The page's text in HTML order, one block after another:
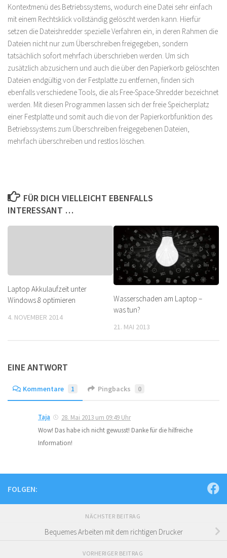
Kontextmenü des Betriebssystems, wodurch eine Datei sehr einfach
mit einem Rechtsklick vollständig gelöscht werden kann. Hierfür
setzen die Dateishredder spezielle Verfahren ein, in deren Rahmen die
Dateien nicht nur zum Überschreiben freigegeben, sondern
tatsächlich sofort mehrfach überschrieben werden. Um sich
zusätzlich abzusichern und auch die über den Papierkorb gelöschten
Dateien endgültig von der Festplatte zu entfernen, finden sich
ebenfalls verschiedene Tools, die als Free-Space-Shredder bezeichnet
werden. Mit diesen Programmen lassen sich der freie Speicherplatz
einer Festplatte und somit auch die von der Papierkorbfunktion des
Betriebssystems zum Überschreiben freigegebenen Dateien,
mehrfach überschreiben und restlos löschen.
FÜR DICH VIELLEICHT EBENFALLS
INTERESSANT …
Laptop Akkulaufzeit unter
Windows 8 optimieren
4. NOVEMBER 2014
Wasserschaden am Laptop –
was tun?
21. MAI 2013
EINE ANTWORT
Kommentare 1 Pingbacks 0
Taja
28. Mai 2013 um 09:49 Uhr
Wow! Das habe ich nicht gewusst! Danke für die hilfreiche
Information!
FOLGEN:
NÄCHSTER BEITRAG
Bequemes Arbeiten mit dem richtigen Drucker
VORHERIGER BEITRAG